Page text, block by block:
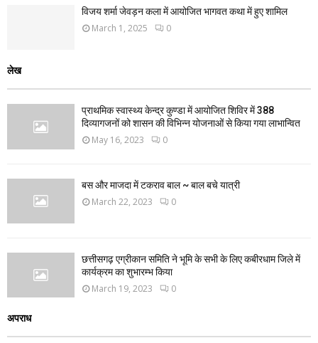
विजय शर्मा जेवड़न कला में आयोजित भागवत कथा में हुए शामिल
March 1, 2025 0
लेख
प्राथमिक स्वास्थ्य केन्द्र कुण्डा में आयोजित शिविर में 388
दिव्यागजनों को शासन की विभिन्न योजनाओं से किया गया लाभान्वित
May 16, 2023 0
बस और माजदा में टकराव बाल ~ बाल बचे यात्री
March 22, 2023 0
छत्तीसगढ़ एग्रीकान समिति ने भूमि के सभी के लिए कबीरधाम जिले में
कार्यक्रम का शुभारम्भ किया
March 19, 2023 0
अपराध